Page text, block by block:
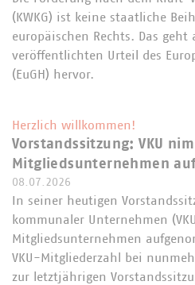
(KWKG) ist keine staatliche
europäischen Rechts. Das
veröffentlichten Urteil des
(EuGH) hervor.
Herzlich willkommen!
Vorstandssitzung: VKU
Mitgliedsunternehmen
08.07.2026
In seiner heutigen
kommunaler Unternehmen
Mitgliedsunternehmen
VKU-Mitgliederzahl bei
zur letztjährigen